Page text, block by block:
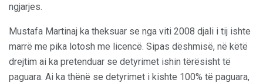
ngjarjes.
Mustafa Martinaj ka theksuar se nga viti 2008 djali i tij ishte
marrë me pika lotosh me licencë. Sipas dëshmisë, në këtë
drejtim ai ka pretenduar se detyrimet ishin tërësisht të
paguara. Ai ka thënë se detyrimet i kishte 100% të paguara,